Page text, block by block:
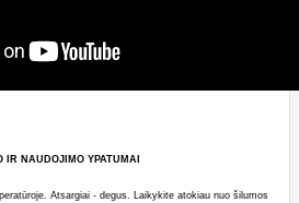
IR NAUDOJIMO YPATUMAI
Atsargiai - degus. Laikykite atokiau nuo šilumos